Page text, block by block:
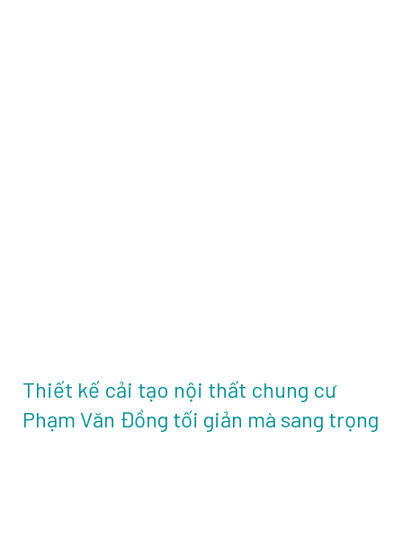
Thiết kế cải tạo nội thất chung cư
Phạm Văn Đồng tối giản mà sang trọng